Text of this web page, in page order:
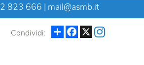
823 666 | mail@asmb.it
Condividi: Condividi
Facebook
X